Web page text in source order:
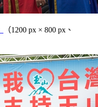
（1200 px × 800 px、